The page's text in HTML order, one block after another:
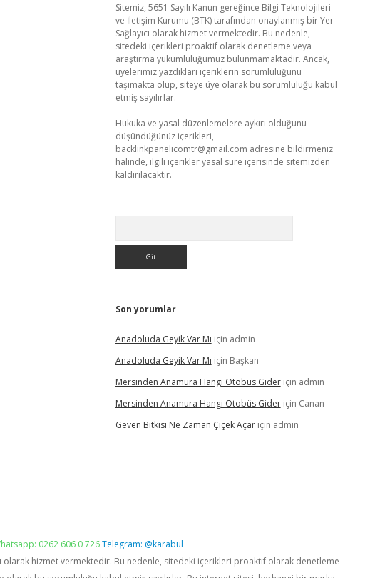
Sitemiz, 5651 Sayılı Kanun gereğince Bilgi Teknolojileri
ve İletişim Kurumu (BTK) tarafından onaylanmış bir Yer
Sağlayıcı olarak hizmet vermektedir. Bu nedenle,
sitedeki içerikleri proaktif olarak denetleme veya
araştırma yükümlülüğümüz bulunmamaktadır. Ancak,
üyelerimiz yazdıkları içeriklerin sorumluluğunu
taşımakta olup, siteye üye olarak bu sorumluluğu kabul
etmiş sayılırlar.
Hukuka ve yasal düzenlemelere aykırı olduğunu
düşündüğünüz içerikleri,
backlinkpanelicomtr@gmail.com adresine bildirmeniz
halinde, ilgili içerikler yasal süre içerisinde sitemizden
kaldırılacaktır.
Son yorumlar
Anadoluda Geyik Var Mı için admin
Anadoluda Geyik Var Mı için Başkan
Mersinden Anamura Hangi Otobüs Gideriçin admin
Mersinden Anamura Hangi Otobüs Gideriçin Canan
Geven Bitkisi Ne Zaman Çiçek Açariçin admin
0262 606 0 726Telegram: @karabul
olarak hizmet vermektedir. Bu nedenle, sitedeki içerikleri proaktif olarak denetleme